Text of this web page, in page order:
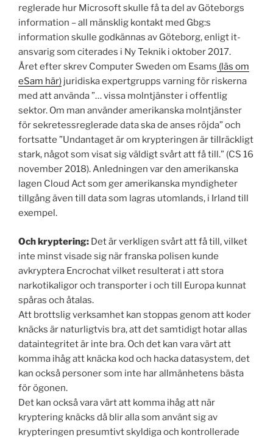
reglerade hur Microsoft skulle få ta del av Göteborgs
information – all mänsklig kontakt med Gbg:s
information skulle godkännas av Göteborg, enligt it-
ansvarig som citerades i Ny Teknik i oktober 2017.
Året efter skrev Computer Sweden om Esams (läs om
eSam här) juridiska expertgrupps varning för riskerna
med att använda ”… vissa molntjänster i offentlig
sektor. Om man använder amerikanska molntjänster
för sekretessreglerade data ska de anses röjda” och
fortsatte ”Undantaget är om krypteringen är tillräckligt
stark, något som visat sig väldigt svårt att få till.” (CS 16
november 2018). Anledningen var den amerikanska
lagen Cloud Act som ger amerikanska myndigheter
tillgång även till data som lagras utomlands, i Irland till
exempel.
Och kryptering: Det är verkligen svårt att få till, vilket
inte minst visade sig när franska polisen kunde
avkryptera Encrochat vilket resulterat i att stora
narkotikaligor och transporter i och till Europa kunnat
spåras och åtalas.
Att brottslig verksamhet kan stoppas genom att koder
knäcks är naturligtvis bra, att det samtidigt hotar allas
dataintegritet är inte bra. Och det kan vara värt att
komma ihåg att knäcka kod och hacka datasystem, det
kan också personer som inte har allmänhetens bästa
för ögonen.
Det kan också vara värt att komma ihåg att när
kryptering knäcks då blir alla som använt sig av
krypteringen presumtivt skyldiga och kontrollerade